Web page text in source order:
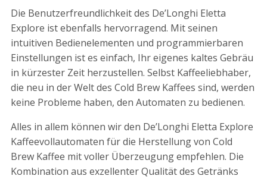
Die Benutzerfreundlichkeit des De’Longhi Eletta
Explore ist ebenfalls hervorragend. Mit seinen
intuitiven Bedienelementen und programmierbaren
Einstellungen ist es einfach, Ihr eigenes kaltes Gebräu
in kürzester Zeit herzustellen. Selbst Kaffeeliebhaber,
die neu in der Welt des Cold Brew Kaffees sind, werden
keine Probleme haben, den Automaten zu bedienen.
Alles in allem können wir den De’Longhi Eletta Explore
Kaffeevollautomaten für die Herstellung von Cold
Brew Kaffee mit voller Überzeugung empfehlen. Die
Kombination aus exzellenter Qualität des Getränks